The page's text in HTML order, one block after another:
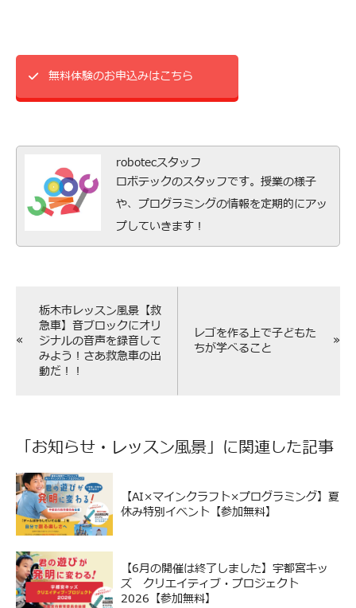
無料体験のお申込みはこちら
robotecスタッフ
ロボテックのスタッフです。授業の様子
や、プログラミングの情報を定期的にアッ
プしていきます！
«
栃木市レッスン風景【救
急車】音ブロックにオリ
ジナルの音声を録音して
みよう！さあ救急車の出
動だ！！
レゴを作る上で子どもた
ちが学べること
»
「お知らせ ・ レッスン風景」に関連した記事
【AI×マインクラフト×プログラミング】夏
休み特別イベント【参加無料】
【6月の開催は終了しました】宇都宮キッ
ズ クリエイティブ・プロジェクト
2026【参加無料】